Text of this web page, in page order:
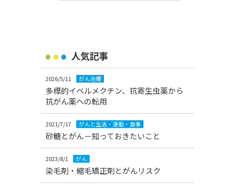
人気記事
2026/5/11 がん治療
多標的イベルメクチン、抗寄生虫薬から
抗がん薬への転用
2021/7/17 がんと生活・運動・食事
砂糖とがん－知っておきたいこと
2023/8/1 がん
染毛剤・縮毛矯正剤とがんリスク